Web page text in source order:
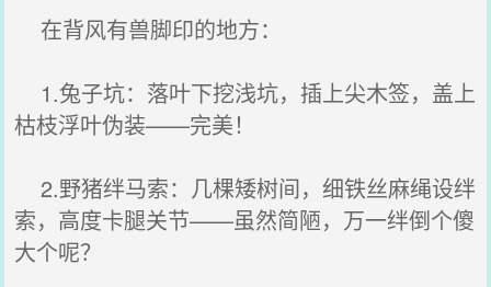
在背风有兽脚印的地方：
1.兔子坑：落叶下挖浅坑，插上尖木签，盖上
枯枝浮叶伪装——完美！
2.野猪绊马索：几棵矮树间，细铁丝麻绳设绊
索，高度卡腿关节——虽然简陋，万一绊倒个傻
大个呢？